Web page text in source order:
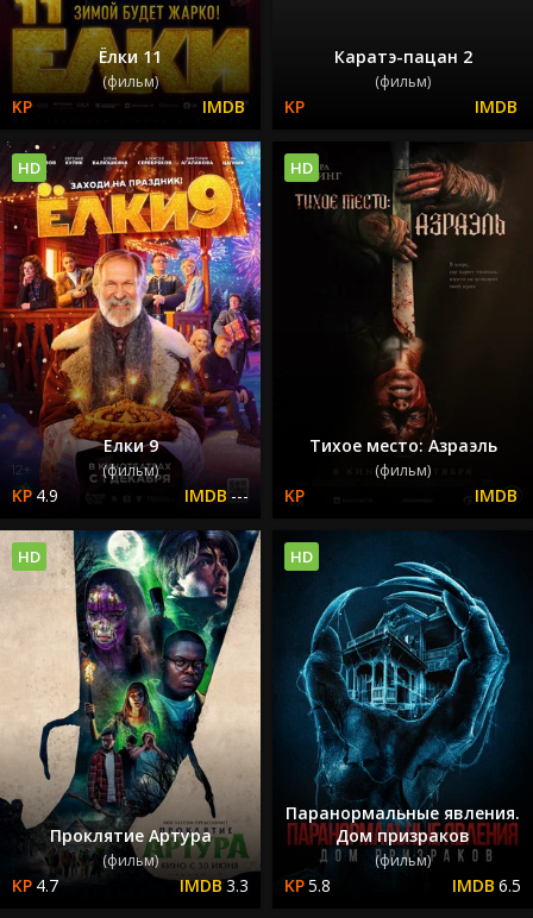
Ёлки 11
(фильм)
Каратэ-пацан 2
(фильм)
Елки 9
(фильм)
4.9 ---
HD
Тихое место: Азраэль
(фильм)
HD
Проклятие Артура
(фильм)
4.7 3.3
HD
Паранормальные явления.
Дом призраков
(фильм)
5.8 6.5
HD